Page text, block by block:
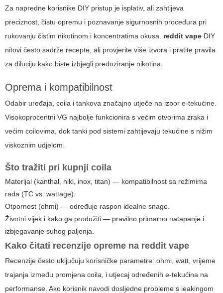
Za napredne korisnike DIY pristup je isplativ, ali zahtijeva
preciznost, čistu opremu i poznavanje sigurnosnih procedura pri
rukovanju čistim nikotinom i koncentratima okusa. reddit vape DIY
nitovi često sadrže recepte, ali provjerite više izvora i pratite pravila
za diluciju kako biste izbjegli predoziranje nikotina.
Oprema i kompatibilnost
Odabir uređaja, coila i tankova značajno utječe na izbor e-tekućine.
Visokoprocentni VG najbolje funkcionira s većim otvorima zraka i
većim coilovima, dok tanki pod sistemi zahtijevaju tekućine s nižim
viskoznim udjelom.
Što tražiti pri kupnji coila
Materijal (kanthal, nikl, inox, titan) — kompatibilnost sa režimima
rada (TC vs. wattage).
Otpornost (ohmi) — određuje raspon idealne snage.
Životni vijek i kako ga produžiti — pravilno primarno natapanje i
izbjegavanje suhog paljenja.
Kako čitati recenzije opreme na reddit vape
Recenzije često uključuju korisničke parametre: ohmi, watt, vrijeme
trajanja između promjena coila, i utjecaj određenih e-tekućina na
performanse. Ako korisnik navodi dosljedne probleme s leakingom